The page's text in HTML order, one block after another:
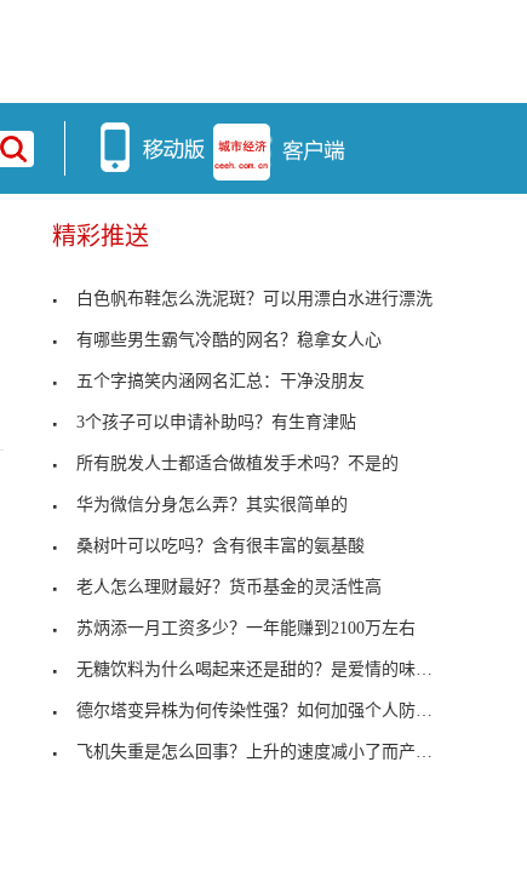
精彩推送
白色帆布鞋怎么洗泥斑？可以用漂白水进行漂洗
有哪些男生霸气冷酷的网名？稳拿女人心
五个字搞笑内涵网名汇总：干净没朋友
3个孩子可以申请补助吗？有生育津贴
所有脱发人士都适合做植发手术吗？不是的
华为微信分身怎么弄？其实很简单的
桑树叶可以吃吗？含有很丰富的氨基酸
老人怎么理财最好？货币基金的灵活性高
苏炳添一月工资多少？一年能赚到2100万左右
无糖饮料为什么喝起来还是甜的？是爱情的味道？
德尔塔变异株为何传染性强？如何加强个人防范？
飞机失重是怎么回事？上升的速度减小了而产生的